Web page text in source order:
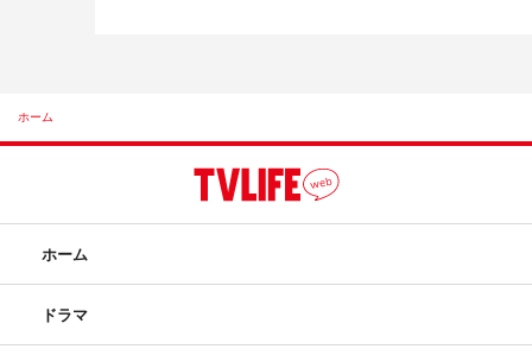
ホーム
ホーム
ドラマ